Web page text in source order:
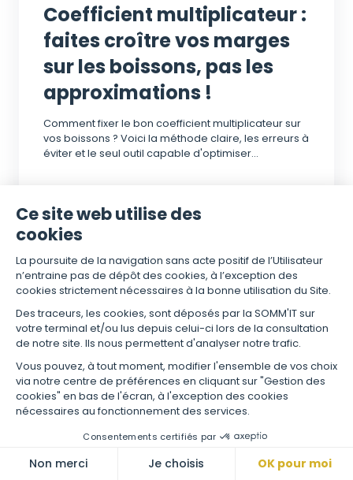
Coefficient multiplicateur :
faites croître vos marges
sur les boissons, pas les
approximations !
Comment fixer le bon coefficient multiplicateur sur
vos boissons ? Voici la méthode claire, les erreurs à
éviter et le seul outil capable d'optimiser...
GRÉGORY CASTELLI FÉVR. 4, 2026
cookies
La poursuite de la navigation sans acte
positif de l’Utilisateur n’entraine pas de dépôt des cookies, à
l’exception des cookies strictement nécessaires à la bonne
utilisation du Site.
Des traceurs, les cookies, sont déposés par la SOMM'IT sur
votre terminal et/ou lus depuis celui-ci lors de la consultation
de notre site. Ils nous permettent d'analyser notre trafic.
Vous pouvez, à tout moment, modifier l'ensemble de vos choix
via notre centre de préférences en cliquant sur "Gestion des
cookies" en bas de l'écran, à l'exception des cookies
nécessaires au fonctionnement des services.
Consentements certifiés par
Non merci Je choisis OK pour moi